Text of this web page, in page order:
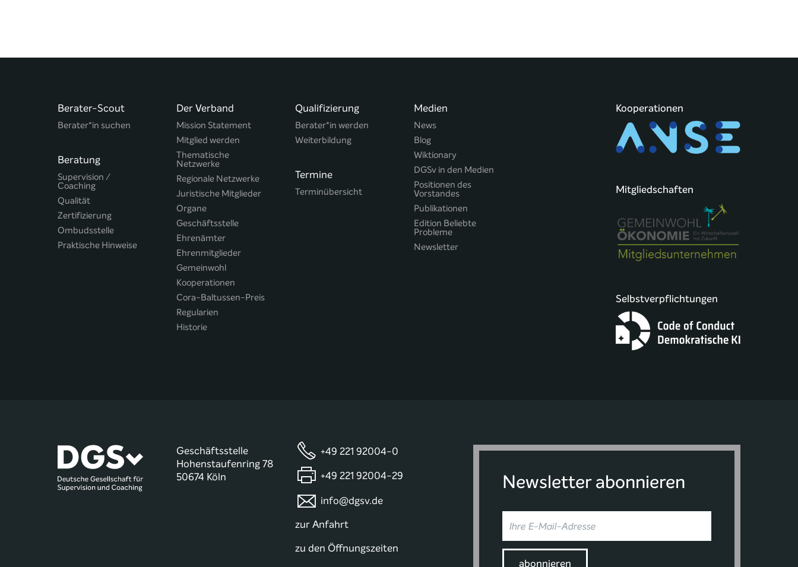
Berater-Scout
Berater*in suchen
Beratung
Supervision /
Coaching
Qualität
Zertifizierung
Ombudsstelle
Praktische Hinweise
Der Verband
Mission Statement
Mitglied werden
Thematische
Netzwerke
Regionale Netzwerke
Juristische Mitglieder
Organe
Geschäftsstelle
Ehrenämter
Ehrenmitglieder
Gemeinwohl
Kooperationen
Cora-Baltussen-Preis
Regularien
Historie
Qualifizierung
Berater*in werden
Weiterbildung
Termine
Terminübersicht
Medien
News
Blog
Wiktionary
DGSv in den Medien
Positionen des
Vorstandes
Publikationen
Edition Beliebte
Probleme
Newsletter
Kooperationen
Mitgliedschaften
Selbstverpflichtungen
Geschäftsstelle
Hohenstaufenring 78
50674 Köln
+49 221 92004-0
+49 221 92004-29
info@dgsv.de
zur Anfahrt
zu den Öffnungszeiten
Newsletter abonnieren